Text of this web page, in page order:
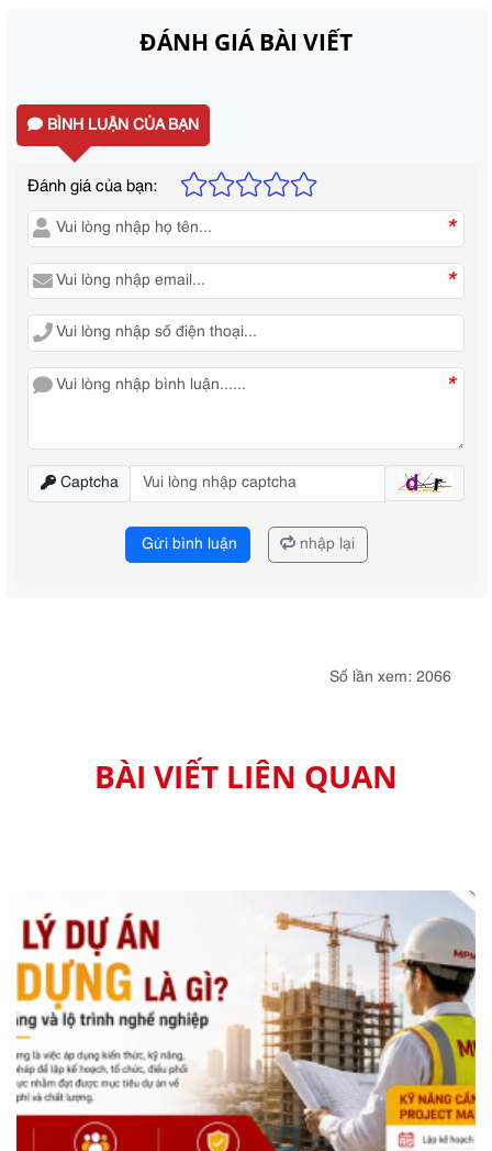
ĐÁNH GIÁ BÀI VIẾT
BÌNH LUẬN CỦA BẠN
Đánh giá của bạn:
*
*
*
Captcha
Gửi bình luận nhập lại
Số lần xem: 2066
BÀI VIẾT LIÊN QUAN